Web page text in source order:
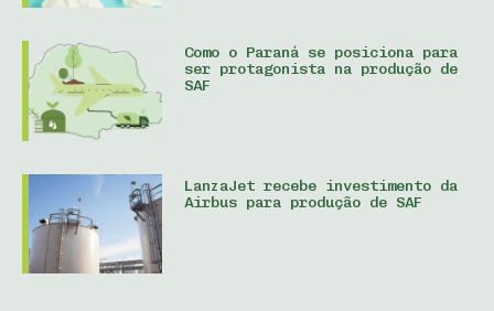
Como o Paraná se posiciona para
ser protagonista na produção de
SAF
LanzaJet recebe investimento da
Airbus para produção de SAF